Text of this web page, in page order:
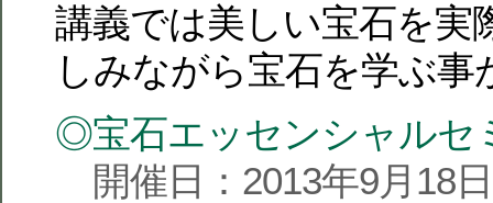
講義では美しい宝石を実
しみながら宝石を学ぶ事
◎宝石エッセンシャルセ
開催日：2013年9月18